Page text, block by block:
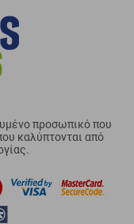
προσωπικό που
καλύπτονται από